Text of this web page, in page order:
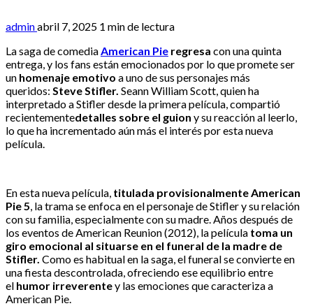
adminabril 7, 2025 1 min de lectura
La saga de comedia American Pie regresa con una quinta
entrega, y los fans están emocionados por lo que promete ser
un homenaje emotivo a uno de sus personajes más
queridos: Steve Stifler. Seann William Scott, quien ha
interpretado a Stifler desde la primera película, compartió
recientementedetalles sobre el guion y su reacción al leerlo,
lo que ha incrementado aún más el interés por esta nueva
película.
En esta nueva película, titulada provisionalmente American
Pie 5 , la trama se enfoca en el personaje de Stifler y su relación
con su familia, especialmente con su madre. Años después de
los eventos de American Reunion (2012), la película toma un
giro emocional al situarse en el funeral de la madre de
Stifler. Como es habitual en la saga, el funeral se convierte en
una fiesta descontrolada, ofreciendo ese equilibrio entre
el humor irreverentey las emociones que caracteriza a
American Pie.